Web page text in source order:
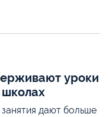
уроки
дают больше